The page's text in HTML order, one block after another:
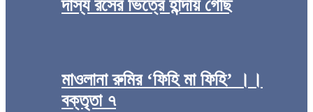
দাস্য রসের ভিত্রে হান্দায় গেছি
মাওলানা রুমির ‘ফিহি মা ফিহি’ ।।
বক্তৃতা ৭